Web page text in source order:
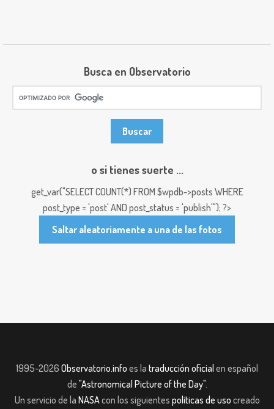
Busca en Observatorio
o si tienes suerte ...
get_var("SELECT COUNT(*) FROM $wpdb->posts WHERE
post_type = 'post' AND post_status = 'publish'"); ?>
Saltar aleatoriamente a una de las fotos
1995-2026 Observatorio.info es la traducción oficial en español
de "Astronomical Picture of the Day".
Un servicio de la NASAcon los siguientes políticas de uso creado